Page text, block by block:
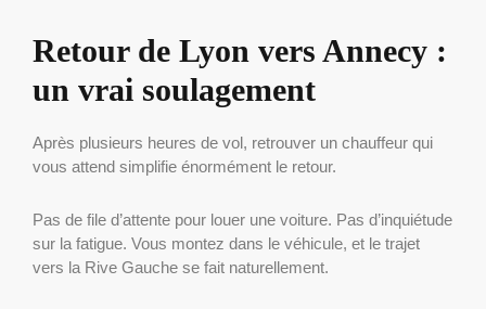
Retour de Lyon vers Annecy :
un vrai soulagement
Après plusieurs heures de vol, retrouver un chauffeur qui
vous attend simplifie énormément le retour.
Pas de file d’attente pour louer une voiture. Pas d’inquiétude
sur la fatigue. Vous montez dans le véhicule, et le trajet
vers la Rive Gauche se fait naturellement.